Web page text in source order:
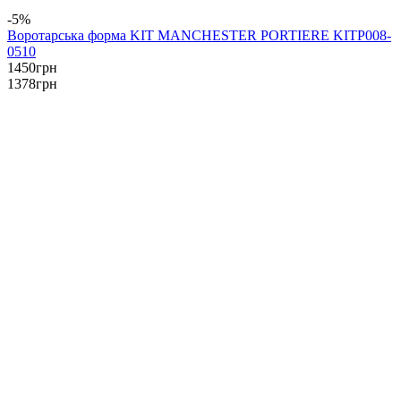
-5%
Воротарська форма KIT MANCHESTER PORTIERE KITP008-
0510
1450грн
1378грн